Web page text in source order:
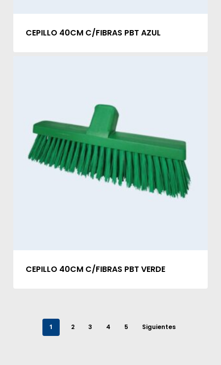
CEPILLO 40CM C/FIBRAS PBT AZUL
CEPILLO 40CM C/FIBRAS PBT VERDE
1 2 3 4 5 Siguientes